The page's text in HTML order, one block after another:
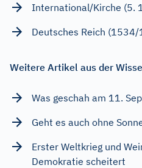
International/Kirche (5.
Deutsches Reich
Weitere Artikel aus der
Was geschah am 11.
Geht es auch ohne
Erster Weltkrieg und
Demokratie scheitert